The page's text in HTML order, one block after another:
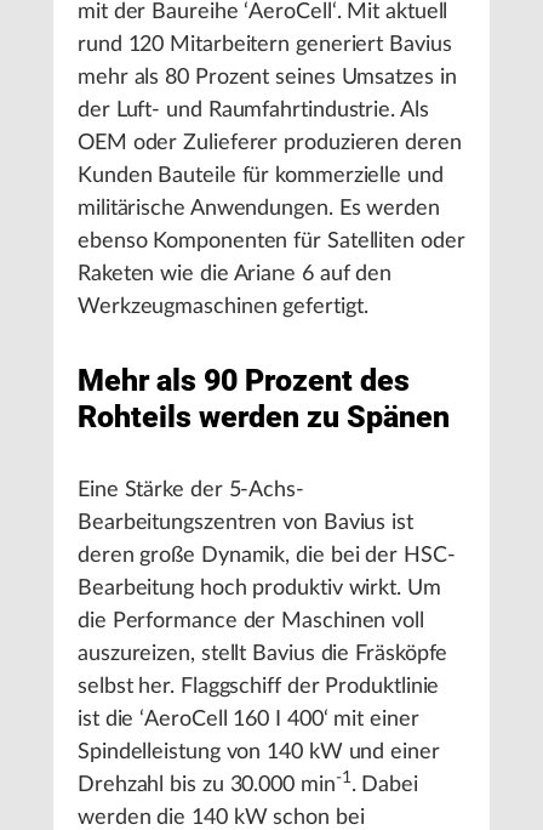
mit der Baureihe ‘AeroCell‘. Mit aktuell
rund 120 Mitarbeitern generiert Bavius
mehr als 80 Prozent seines Umsatzes in
der Luft- und Raumfahrtindustrie. Als
OEM oder Zulieferer produzieren deren
Kunden Bauteile für kommerzielle und
militärische Anwendungen. Es werden
ebenso Komponenten für Satelliten oder
Raketen wie die Ariane 6 auf den
Werkzeugmaschinen gefertigt.
Mehr als 90 Prozent des
Rohteils werden zu Spänen
Eine Stärke der 5-Achs-
Bearbeitungszentren von Bavius ist
deren große Dynamik, die bei der HSC-
Bearbeitung hoch produktiv wirkt. Um
die Performance der Maschinen voll
auszureizen, stellt Bavius die Fräsköpfe
selbst her. Flaggschiff der Produktlinie
ist die ‘AeroCell 160 I 400‘ mit einer
Spindelleistung von 140 kW und einer
Drehzahl bis zu 30.000 min-1. Dabei
werden die 140 kW schon bei